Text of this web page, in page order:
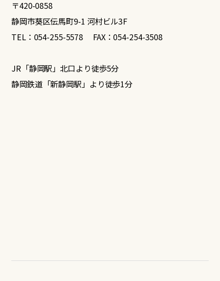
〒420-0858
静岡市葵区伝馬町9-1 河村ビル3F
TEL：054-255-5578 FAX：054-254-3508
JR「静岡駅」北口より徒歩5分
静岡鉄道「新静岡駅」より徒歩1分